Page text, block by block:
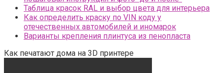
Таблица красок RAL и выбор цвета для интерьера
Как определить краску по VIN коду у
отечественных автомобилей и иномарок
Варианты крепления плинтуса из пенопласта
Как печатают дома на 3D принтере